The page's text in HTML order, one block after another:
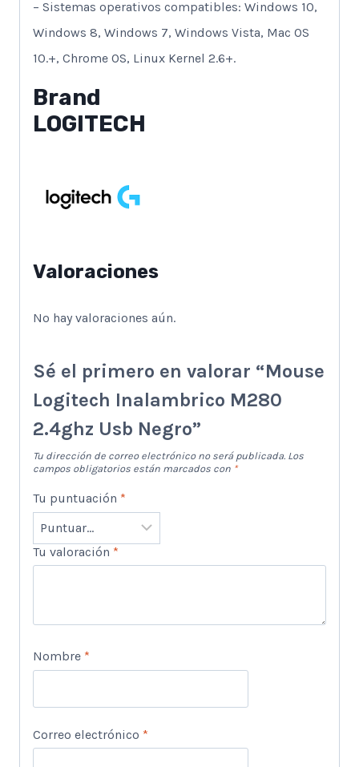
– Sistemas operativos compatibles: Windows 10,
Windows 8, Windows 7, Windows Vista, Mac OS
10.+, Chrome OS, Linux Kernel 2.6+.
Brand
LOGITECH
Valoraciones
No hay valoraciones aún.
Sé el primero en valorar “Mouse
Logitech Inalambrico M280
2.4ghz Usb Negro”
Tu dirección de correo electrónico no será publicada. Los
campos obligatorios están marcados con *
Tu puntuación *
Tu valoración *
Nombre *
Correo electrónico *